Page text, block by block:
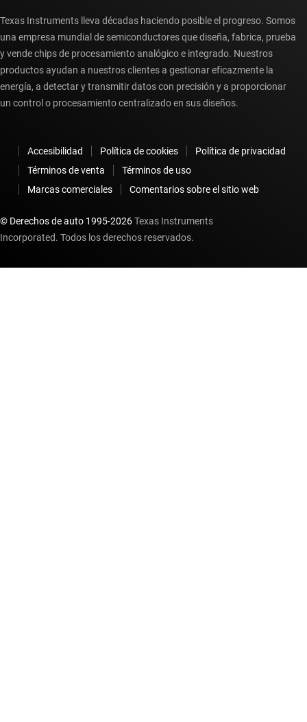
Texas Instruments lleva décadas haciendo posible el progreso. Somos
una empresa mundial de semiconductores que diseña, fabrica, prueba
y vende chips de procesamiento analógico e integrado. Nuestros
productos ayudan a nuestros clientes a gestionar eficazmente la
energía, a detectar y transmitir datos con precisión y a proporcionar
un control o procesamiento centralizado en sus diseños.
Accesibilidad Política de cookies
Política de privacidad
Términos de venta
Términos de uso
Marcas comerciales
Comentarios sobre el sitio web
© Derechos de auto 1995-2026Texas Instruments
Incorporated. Todos los derechos reservados.